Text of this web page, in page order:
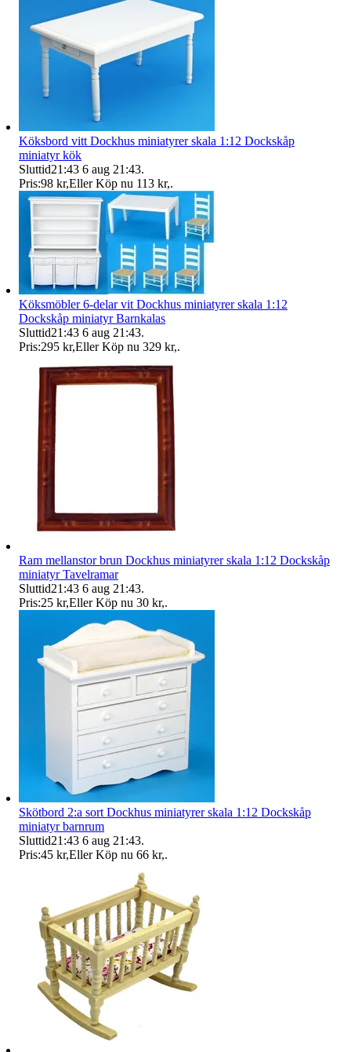
Köksbord vitt Dockhus miniatyrer skala 1:12 Dockskåp
miniatyr kök
Sluttid21:43 6 aug 21:43.
Pris:98 kr,Eller Köp nu 113 kr,.
Köksmöbler 6-delar vit Dockhus miniatyrer skala 1:12
Dockskåp miniatyr Barnkalas
Sluttid21:43 6 aug 21:43.
Pris:295 kr,Eller Köp nu 329 kr,.
Ram mellanstor brun Dockhus miniatyrer skala 1:12 Dockskåp
miniatyr Tavelramar
Sluttid21:43 6 aug 21:43.
Pris:25 kr,Eller Köp nu 30 kr,.
Skötbord 2:a sort Dockhus miniatyrer skala 1:12 Dockskåp
miniatyr barnrum
Sluttid21:43 6 aug 21:43.
Pris:45 kr,Eller Köp nu 66 kr,.